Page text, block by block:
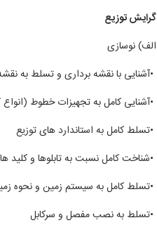
گرایش توزیع
الف) نوسازی
•آشنایی با نقشه برداری و تسلط به
•آشنایی کامل به تجهیزات خطوط
•تسلط کامل به استاندارد های توزیع
•شناخت کامل نسبت به تابلوها و کلید
•تسلط کامل به سیستم زمین و نحوه
•تسلط به نصب مفصل و سرکابل